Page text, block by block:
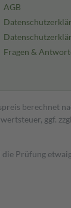
AGB
Fragen &
berechnet
ggf.
Prüfung